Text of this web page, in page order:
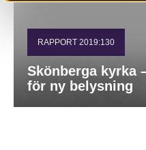
RAPPORT 2019:130
Skönberga kyrka
för ny belysning